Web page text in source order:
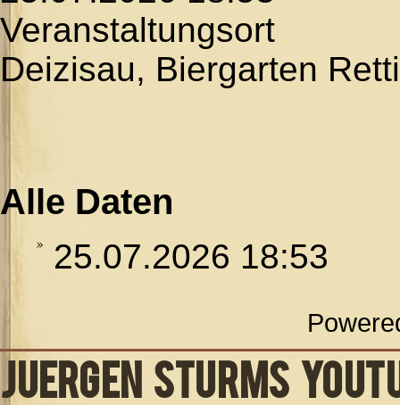
Veranstaltungsort
Deizisau, Biergarten
Alle Daten
25.07.2026 18:53
JUERGEN STURMS